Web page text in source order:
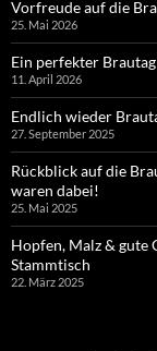
Vorfreude auf die
25. Mai 2026
Ein perfekter
11. April 2026
Endlich wieder
27. September 2025
Rückblick auf die
waren dabei!
25. Mai 2025
Hopfen, Malz & gute
Stammtisch
22. März 2025